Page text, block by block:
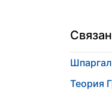
Теория